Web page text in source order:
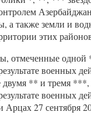
а также земли и
этих
отмеченные одной
военных
двумя ** и тремя
военных
Арцах 27 сентября